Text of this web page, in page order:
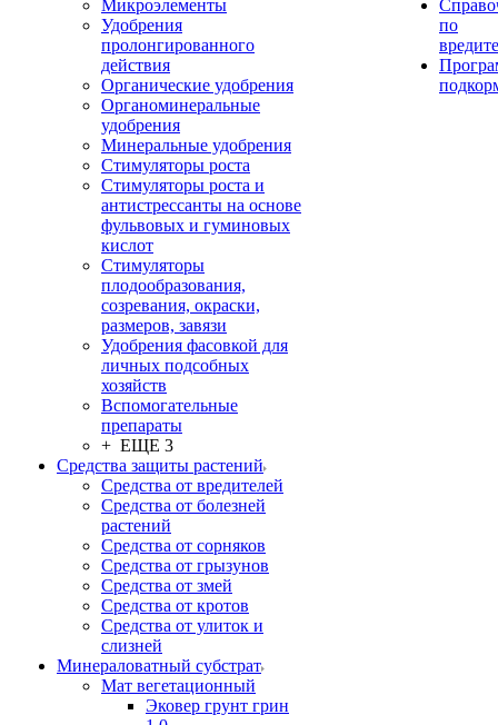
Микроэлементы
Удобрения
пролонгированного
действия
Органические удобрения
Органоминеральные
удобрения
Минеральные удобрения
Стимуляторы роста
Стимуляторы роста и
антистрессанты на основе
фульвовых и гуминовых
кислот
Стимуляторы
плодообразования,
созревания, окраски,
размеров, завязи
Удобрения фасовкой для
личных подсобных
хозяйств
Вспомогательные
препараты
+ ЕЩЕ 3
Средства защиты растений
Средства от вредителей
Средства от болезней
растений
Средства от сорняков
Средства от грызунов
Средства от змей
Средства от кротов
Средства от улиток и
слизней
Минераловатный субстрат
Мат вегетационный
Эковер грунт грин
по